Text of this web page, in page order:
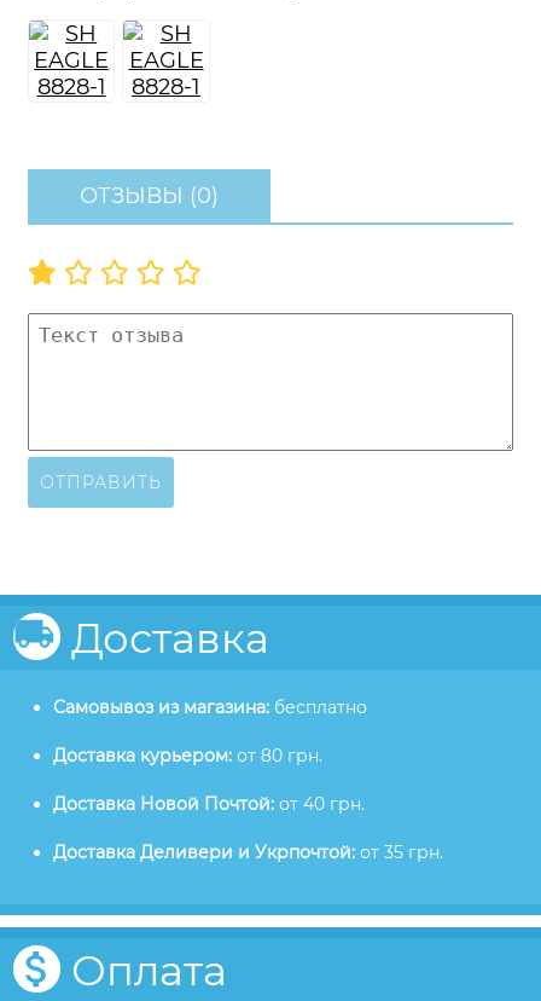
ОТЗЫВЫ (0)
ОТПРАВИТЬ
Доставка
Самовывоз из магазина: бесплатно
Доставка курьером: от 80 грн.
Доставка Новой Почтой: от 40 грн.
Доставка Деливери и Укрпочтой: от 35 грн.
Оплата